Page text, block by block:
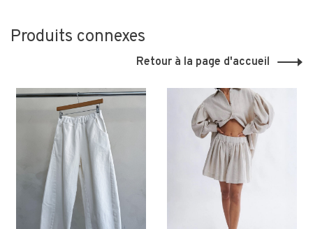
Produits connexes
Retour à la page d'accueil